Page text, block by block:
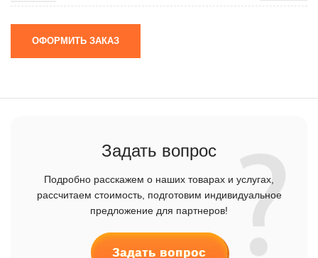
ОФОРМИТЬ ЗАКАЗ
Задать вопрос
Подробно расскажем о наших товарах и услугах,
рассчитаем стоимость, подготовим индивидуальное
предложение для партнеров!
Задать вопрос